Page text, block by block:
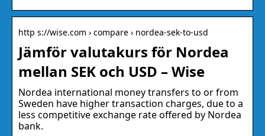
http s://wise.com › compare › nordea-sek-to-usd
Jämför valutakurs för Nordea
mellan SEK och USD – Wise
Nordea international money transfers to or from
Sweden have higher transaction charges, due to a
less competitive exchange rate offered by Nordea
bank.